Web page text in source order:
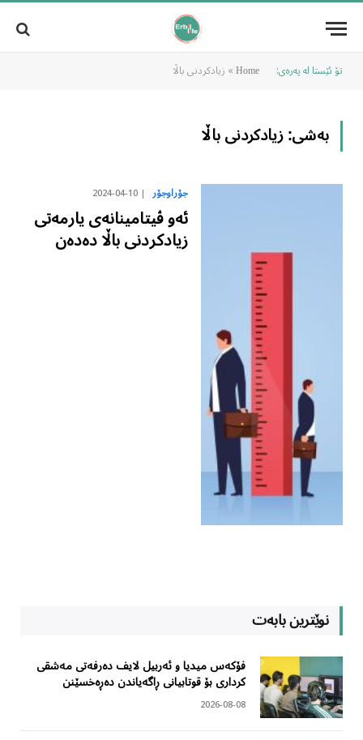
تۆ ئێستا لە پەرەی: Home
» زیادکردنی باڵا
بەشی:زیادکردنی باڵا
جۆراوجۆر 2024-04-10
ئەو ڤیتامینانەی یارمەتی
زیادکردنی باڵا دەدەن
نوێترین بابەت
فۆکەس میدیا و ئەربیل لایف دەرفەتی مەشقی
کرداری بۆ قوتابیانی ڕاگەیاندن دەڕەخسێنن
2026-08-08